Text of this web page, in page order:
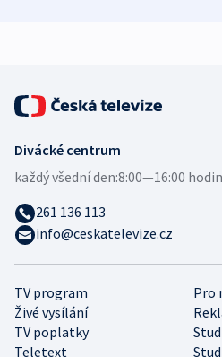
TV program
Pro
Živé vysílání
TV poplatky
Teletext
Divácké centrum
každý všední den:8:00—16:00 hodin
261 136 113
info@ceskatelevize.cz